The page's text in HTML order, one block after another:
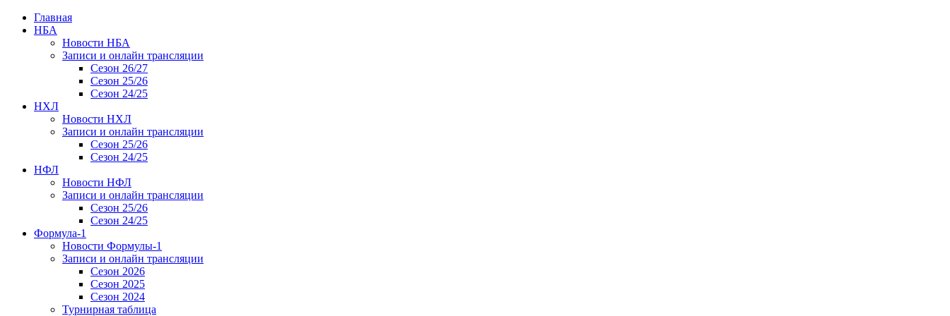
Главная
НБА
Новости НБА
Записи и онлайн трансляции
Сезон 26/27
Сезон 25/26
Сезон 24/25
НХЛ
Новости НХЛ
Записи и онлайн трансляции
Сезон 25/26
Сезон 24/25
НФЛ
Новости НФЛ
Записи и онлайн трансляции
Сезон 25/26
Сезон 24/25
Формула-1
Новости Формулы-1
Записи и онлайн трансляции
Сезон 2026
Сезон 2025
Сезон 2024
Турнирная таблица